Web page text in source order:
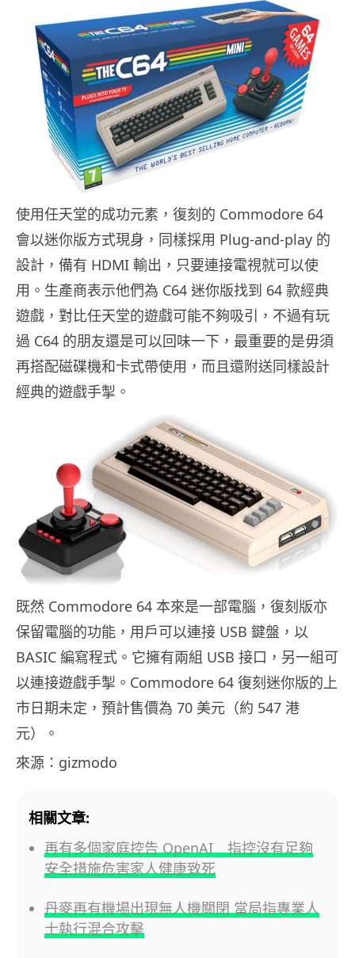
使用任天堂的成功元素，復刻的 Commodore 64
會以迷你版方式現身，同樣採用 Plug-and-play 的
設計，備有 HDMI 輸出，只要連接電視就可以使
用。生產商表示他們為 C64 迷你版找到 64 款經典
遊戲，對比任天堂的遊戲可能不夠吸引，不過有玩
過 C64 的朋友還是可以回味一下，最重要的是毋須
再搭配磁碟機和卡式帶使用，而且還附送同樣設計
經典的遊戲手掣。
既然 Commodore 64 本來是一部電腦，復刻版亦
保留電腦的功能，用戶可以連接 USB 鍵盤，以
BASIC 編寫程式。它擁有兩組 USB 接口，另一組可
以連接遊戲手掣。Commodore 64 復刻迷你版的上
市日期未定，預計售價為 70 美元（約 547 港
元）。
來源：gizmodo
相關文章:
再有多個家庭控告 OpenAI 指控沒有足夠
安全措施危害家人健康致死
丹麥再有機場出現無人機關閉 當局指專業人
士執行混合攻擊